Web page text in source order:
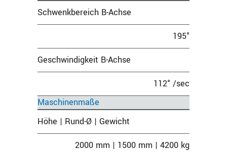
Schwenkbereich B-Achse
195°
Geschwindigkeit B-Achse
112° /sec
Maschinenmaße
Höhe | Rund-Ø | Gewicht
2000 mm | 1500 mm | 4200 kg